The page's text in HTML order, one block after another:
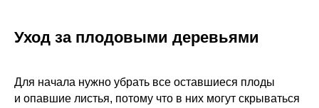
Уход за плодовыми деревьями
Для начала нужно убрать все оставшиеся плоды
и опавшие листья, потому что в них могут скрываться